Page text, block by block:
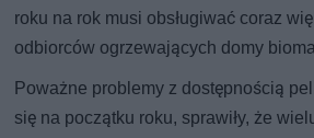
roku na rok musi obsługiwać coraz
odbiorców ogrzewających domy
Poważne problemy z dostępnością
się na początku roku, sprawiły, że